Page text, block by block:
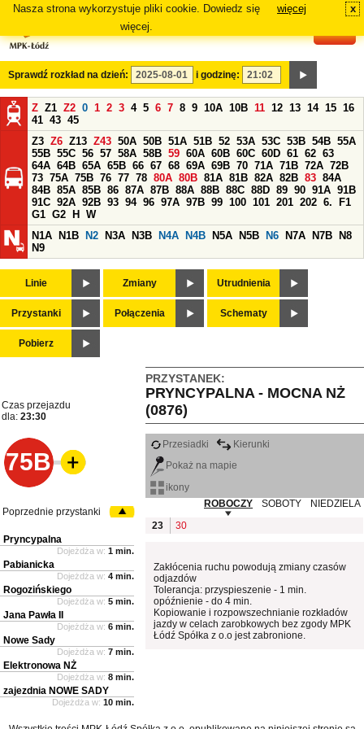
Nasza strona wykorzystuje pliki cookie. Dowiedz się
więcej.
więcej x
Sprawdź rozkład na dzień: i godzinę:
Z Z1 Z2 0 1 2 3 4 5 6 7 8 9 10A 10B 11 12 13 14 15 16
41 43 45
Z3 Z6 Z13 Z43 50A 50B 51A 51B 52 53A 53C 53B 54B 55A
55B 55C 56 57 58A 58B 59 60A 60B 60C 60D 61 62 63
64A 64B 65A 65B 66 67 68 69A 69B 70 71A 71B 72A 72B
73 75A 75B 76 77 78 80A 80B 81A 81B 82A 82B 83 84A
84B 85A 85B 86 87A 87B 88A 88B 88C 88D 89 90 91A 91B
91C 92A 92B 93 94 96 97A 97B 99 100 101 201 202 6.
F1
G1 G2 H
W
N1A
N1B N2 N3A N3B N4A N4B N5A N5B N6 N7A N7B
N8
N9
Linie Zmiany Utrudnienia
Przystanki Połączenia Schematy
Pobierz
PRZYSTANEK:
PRYNCYPALNA - MOCNA NŻ
(0876)
Czas przejazdu
dla: 23:30
75B
Przesiadki
Kierunki
Pokaż na mapie
ikony
ROBOCZY
SOBOTY
NIEDZIELA
23
30
Zakłócenia ruchu powodują zmiany czasów
odjazdów
Tolerancja: przyspieszenie - 1 min.
opóźnienie - do 4 min.
Kopiowanie i rozpowszechnianie rozkładów
jazdy w celach zarobkowych bez zgody MPK
Łódź Spółka z o.o jest zabronione.
Poprzednie przystanki
Pryncypalna
Dojeżdża w: 1 min.
Pabianicka
Dojeżdża w: 4 min.
Rogozińskiego
Dojeżdża w: 5 min.
Jana Pawła II
Dojeżdża w: 6 min.
Nowe Sady
Dojeżdża w: 7 min.
Elektronowa NŻ
Dojeżdża w: 8 min.
zajezdnia NOWE SADY
Dojeżdża w: 10 min.